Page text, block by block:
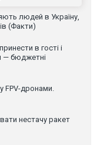
людей в Україну,
(Факти)
в гості і
— бюджетні
FPV-дронами.
нестачу ракет